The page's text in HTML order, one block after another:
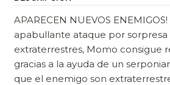
APARECEN NUEVOS
apabullante ataque por sorpresa
extraterrestres, Momo consigue
gracias a la ayuda de un
que el enemigo son